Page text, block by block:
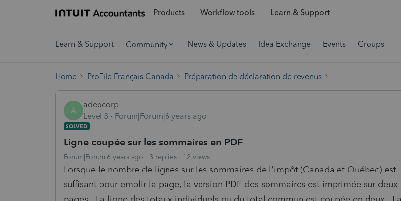
Products Workflow tools Learn & Support
Learn & Support Community News & Updates Idea Exchange Events Groups
Home ProFile Français Canada Préparation de déclaration de revenus
A
adeocorp
Level 3
Forum|Forum|6 years ago
SOLVED
Ligne coupée sur les sommaires en PDF
Forum|Forum|6 years ago 3 replies 12 views
Lorsque le nombre de lignes sur les sommaires de l'impôt (Canada et Québec) est
suffisant pour emplir la page, la version PDF des sommaires est imprimée sur deux
pages. La ligne des totaux individuels ou du total commun est coupée en deux. La